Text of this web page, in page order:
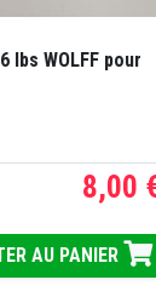
lbs WOLFF pour
8,00
AU PANIER